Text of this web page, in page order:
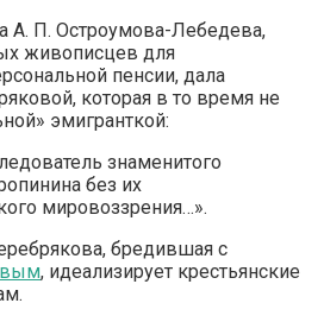
А. П. Остроумова-Лебедева,
живописцев для
пенсии, дала
которая в то время не
эмигранткой:
знаменитого
без их
мировоззрения…».
бредившая с
, идеализирует крестьянские